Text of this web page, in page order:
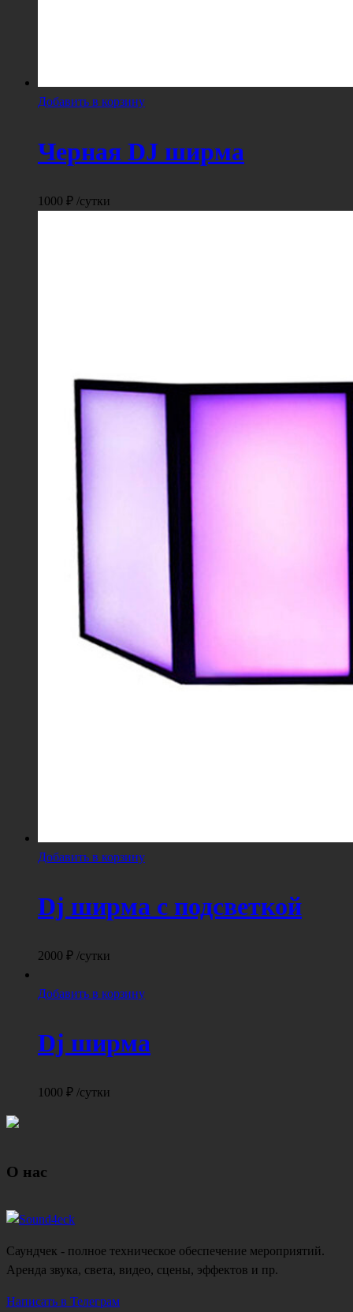
Добавить в корзину
Черная DJ ширма
1000 ₽ /сутки
Добавить в корзину
Dj ширма с подсветкой
2000 ₽ /сутки
Добавить в корзину
Dj ширма
1000 ₽ /сутки
О нас
Саундчек - полное техническое обеспечение мероприятий.
Аренда звука, света, видео, сцены, эффектов и пр.
Написать в Телеграм